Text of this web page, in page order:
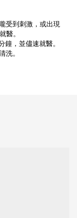
受到刺激，或出現
醫。
，並儘速就醫。
洗。